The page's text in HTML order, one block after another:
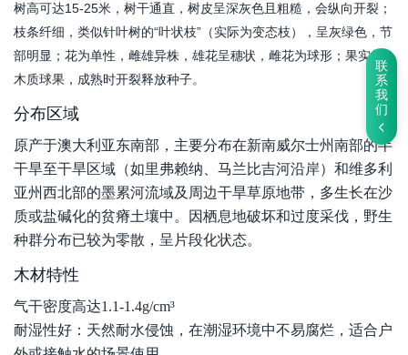
联
系
我
们
树高可达15-25米，树干通直，树皮呈深灰色且粗糙，会纵向开裂；
枝条纤细，类似针叶树的“叶状枝”（实际为变态枝），呈灰绿色，节
部明显；花为单性，雌雄异株，雄花呈穗状，雌花为球形；果实是
木质球果，成熟时开裂释放种子。
分布区域
原产于澳大利亚东南部，主要分布在新南威尔士州南部的半
干旱至干旱区域（如里弗赖纳、马兰比吉河沿岸）和维多利
亚州西北部的墨累河流域及周边干旱草原地带，多生长在沙
质或盐碱化的贫瘠土壤中。因栖息地破坏和过度采伐，野生
种群分布已较为零散，呈片段化状态。
木材特性
气干密度高达1.1-1.4g/cm³
耐湿性好：天然耐水侵蚀，在潮湿环境中不易腐烂，适合户